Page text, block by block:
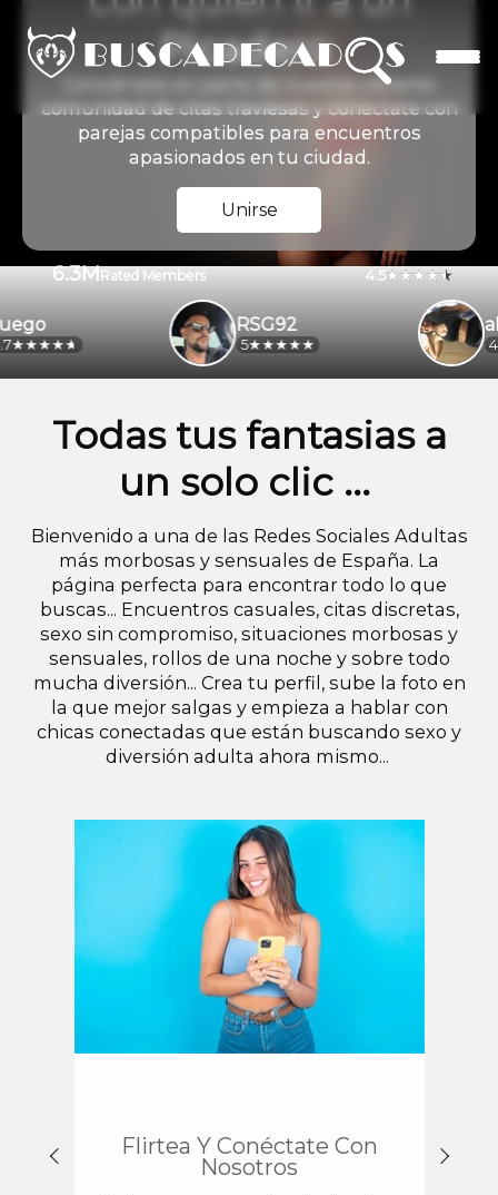
Picadero
Conviértete en parte de nuestra vibrante
comunidad de citas traviesas y conéctate con
parejas compatibles para encuentros
apasionados en tu ciudad.
Unirse
6.3MRated Members 4.5
4.2
RSG92
5
Todas tus fantasias a
un solo clic ...
Bienvenido a una de las Redes Sociales Adultas
más morbosas y sensuales de España. La
página perfecta para encontrar todo lo que
buscas... Encuentros casuales, citas discretas,
sexo sin compromiso, situaciones morbosas y
sensuales, rollos de una noche y sobre todo
mucha diversión... Crea tu perfil, sube la foto en
la que mejor salgas y empieza a hablar con
chicas conectadas que están buscando sexo y
diversión adulta ahora mismo...
Flirtea Y Conéctate Con
Nosotros